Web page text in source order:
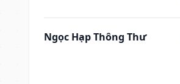
Ngọc Hạp Thông Thư